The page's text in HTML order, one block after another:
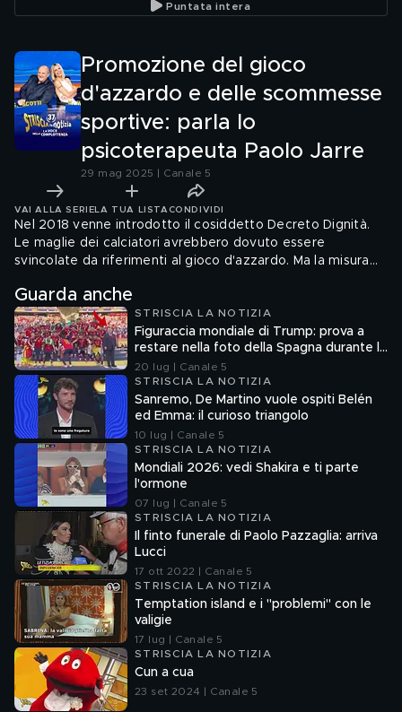
si trasformava in Donald
dalle orecchie mobili
Puntata intera
Promozione del gioco
d'azzardo e delle scommesse
sportive: parla lo
psicoterapeuta Paolo Jarre
29 mag 2025 | Canale 5
VAI ALLA SERIE LA TUA LISTA CONDIVIDI
Nel 2018 venne introdotto il cosiddetto Decreto Dignità.
Le maglie dei calciatori avrebbero dovuto essere
svincolate da riferimenti al gioco d'azzardo. Ma la misura
Moreno Morello a Torino intervista Paolo Jarre,
psicoterapeuta: ora imperversa il «marketing etico
apparente: si finge di voler promuovere limiti e
consapevolezza ma in realtà si promuove il prodotto, cioè i
siti per le scommesse»
Guarda anche
STRISCIA LA NOTIZIA
Figuraccia mondiale di Trump: prova a
restare nella foto della Spagna durante la
premiazione
20 lug | Canale 5
STRISCIA LA NOTIZIA
Sanremo, De Martino vuole ospiti Belén
ed Emma: il curioso triangolo
10 lug | Canale 5
STRISCIA LA NOTIZIA
Mondiali 2026: vedi Shakira e ti parte
l'ormone
07 lug | Canale 5
STRISCIA LA NOTIZIA
Il finto funerale di Paolo Pazzaglia: arriva
Lucci
17 ott 2022 | Canale 5
STRISCIA LA NOTIZIA
Temptation island e i "problemi" con le
valigie
17 lug | Canale 5
STRISCIA LA NOTIZIA
Cun a cua
23 set 2024 | Canale 5